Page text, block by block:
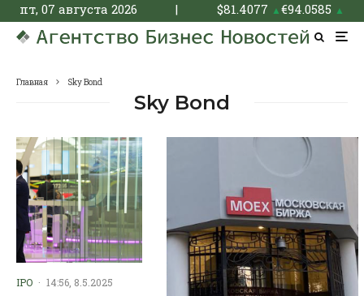
пт, 07 августа 2026 | $81.4077 ▲€94.0585 ▲
Главная Sky Bond
Sky Bond
IPO · 14:56, 8.5.2025